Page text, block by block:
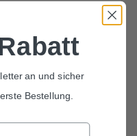
an und sicher
Bestellung.